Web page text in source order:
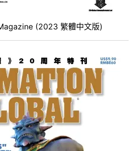
(2023 繁體中文版)